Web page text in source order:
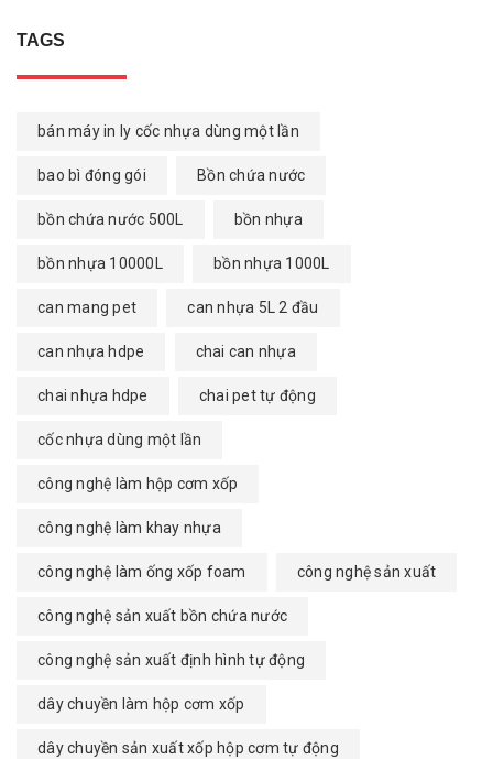
TAGS
bán máy in ly cốc nhựa dùng một lần
bao bì đóng gói Bồn chứa nước
bồn chứa nước 500L bồn nhựa
bồn nhựa 10000L bồn nhựa 1000L
can mang pet can nhựa 5L 2 đầu
can nhựa hdpe chai can nhựa
chai nhựa hdpe chai pet tự động
cốc nhựa dùng một lần
công nghệ làm hộp cơm xốp
công nghệ làm khay nhựa
công nghệ làm ống xốp foam công nghệ sản xuất
công nghệ sản xuất bồn chứa nước
công nghệ sản xuất định hình tự động
dây chuyền làm hộp cơm xốp
dây chuyền sản xuất xốp hộp cơm tự động